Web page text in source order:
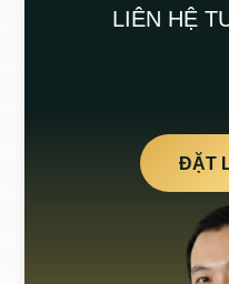
LIÊN HỆ
ĐẶT